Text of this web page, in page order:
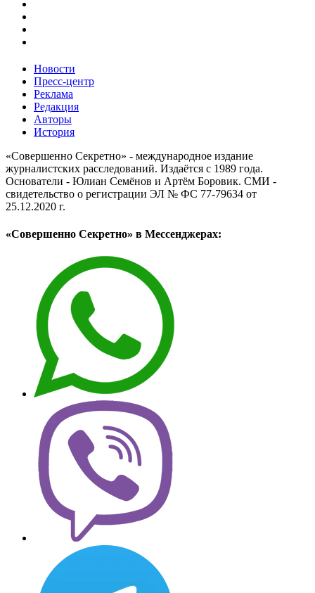
Новости
Пресс-центр
Реклама
Редакция
Авторы
История
«Совершенно Секретно» - международное издание
журналистских расследований. Издаётся с 1989 года.
Основатели - Юлиан Семёнов и Артём Боровик. CМИ -
свидетельство о регистрации ЭЛ № ФС 77-79634 от
25.12.2020 г.
«Совершенно Секретно» в Мессенджерах: